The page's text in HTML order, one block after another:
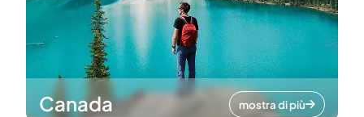
Canada mostra di più